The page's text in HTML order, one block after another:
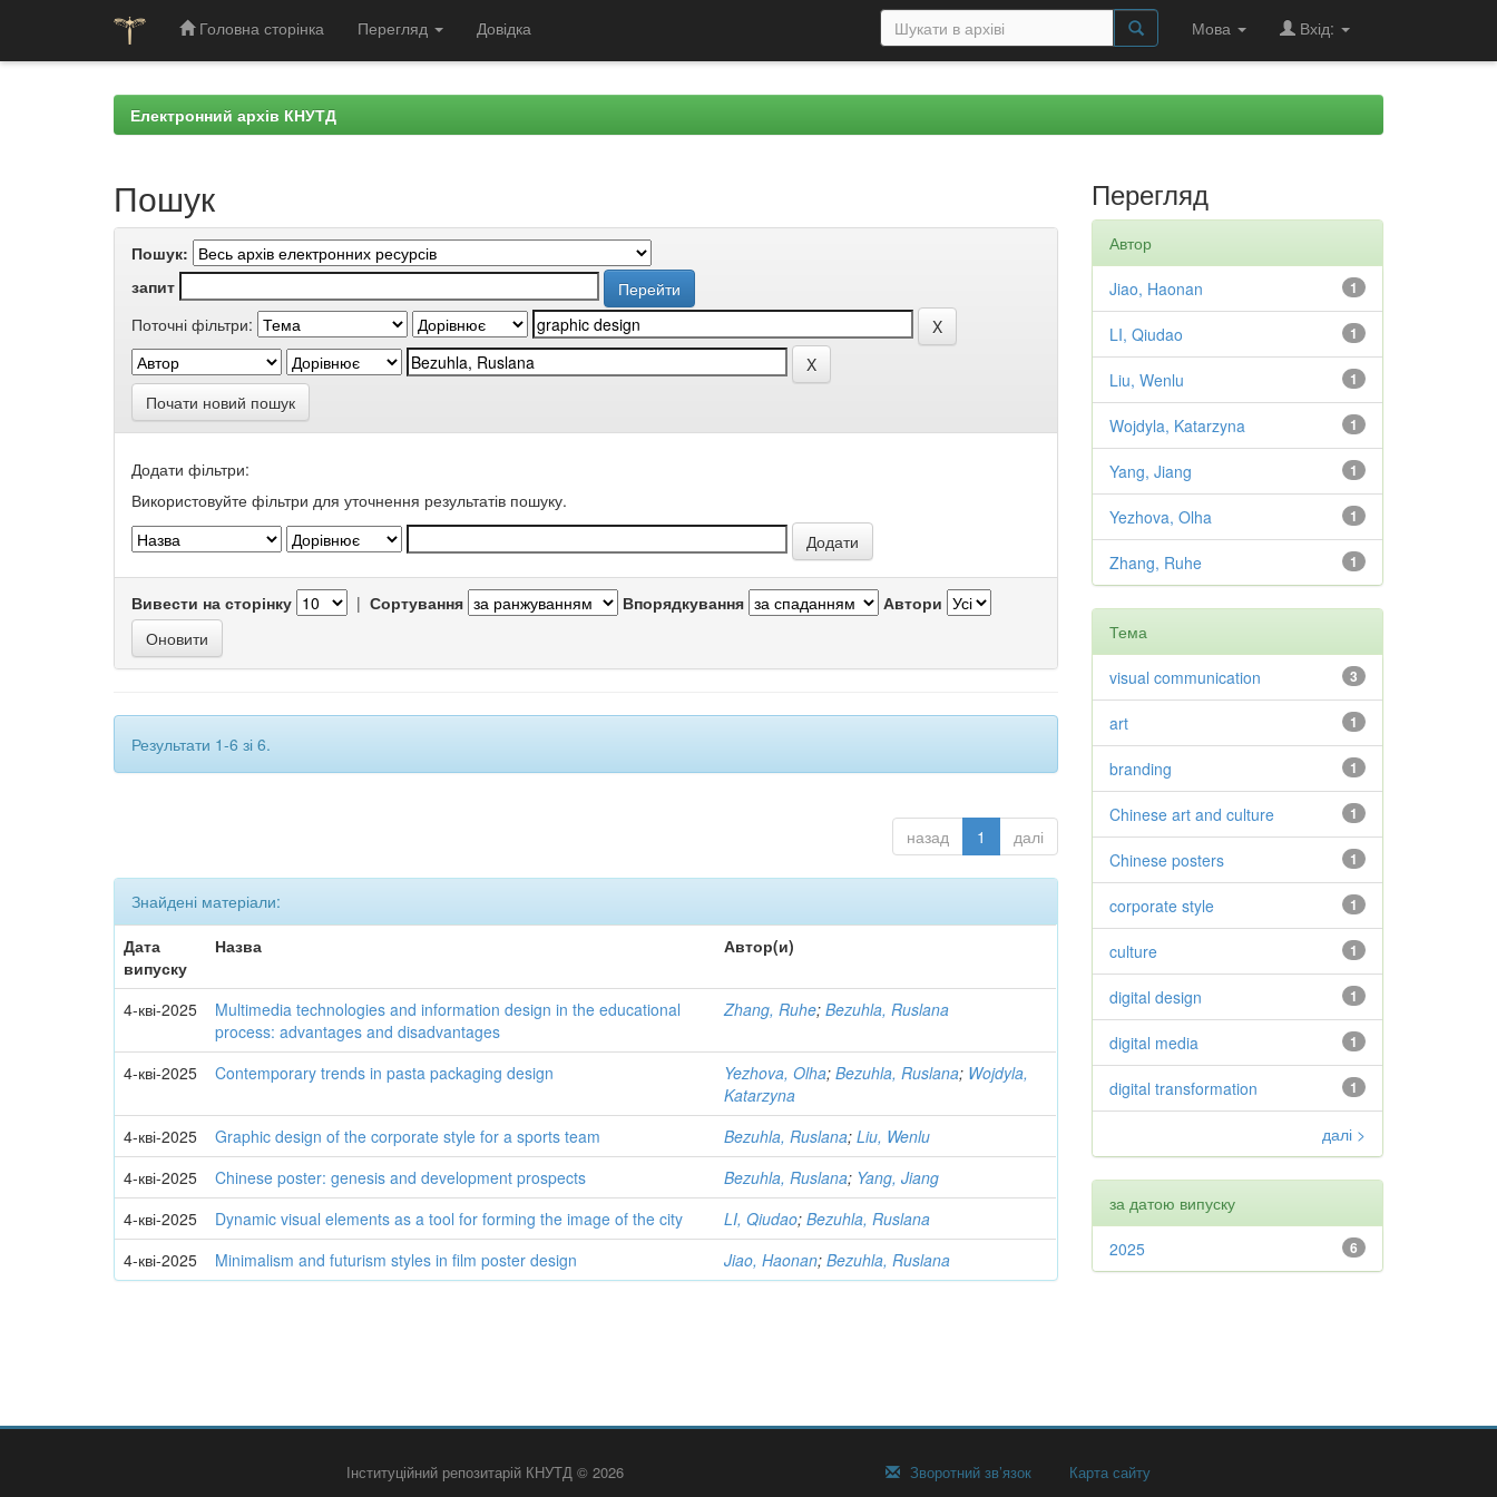
Головна сторінка Перегляд Довідка Мова Вхід:
Електронний архів КНУТД
Пошук
Пошук:
запит
Поточні фільтри:
Почати новий пошук
Додати фільтри:
Використовуйте фільтри для уточнення результатів пошуку.
Вивести на сторінку | Сортування Впорядкування Автори
Результати 1-6 зі 6.
назад 1 далі
Знайдені матеріали:
Дата
випуску
Назва Автор(и)
4-кві-2025
Multimedia technologies and information design in the educational
process: advantages and disadvantages
Zhang, Ruhe;Bezuhla, Ruslana
4-кві-2025 Contemporary trends in pasta packaging design Yezhova, Olha;Bezuhla, Ruslana; Wojdyla,
Katarzyna
4-кві-2025
Graphic design of the corporate style for a sports team Bezuhla, Ruslana;Liu, Wenlu
4-кві-2025
Chinese poster: genesis and development prospects Bezuhla, Ruslana; Yang, Jiang
4-кві-2025
Dynamic visual elements as a tool for forming the image of the city LI, Qiudao;Bezuhla, Ruslana
4-кві-2025
Minimalism and futurism styles in film poster design Jiao, Haonan;Bezuhla, Ruslana
Перегляд
Автор
1
Jiao, Haonan
1
LI, Qiudao
1
Liu, Wenlu
1
Wojdyla, Katarzyna
1
Yang, Jiang
1
Yezhova, Olha
1
Zhang, Ruhe
Тема
3
visual communication
1
art
1
branding
1
Chinese art and culture
1
Chinese posters
1
corporate style
1
culture
1
digital design
1
digital media
1
digital transformation
далі >
за датою випуску
6
2025
Інституційний репозитарій КНУТД © 2026 Зворотний зв’язок Карта сайту